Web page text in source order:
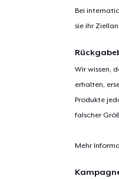
Bei
sie ihr
Wir wissen,
erhalten,
Produkte
falscher
Mehr